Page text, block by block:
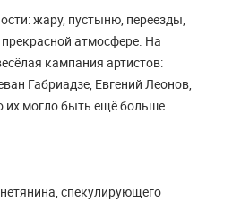
жару, пустыню, переезды,
атмосфере. На
кампания артистов:
Габриадзе, Евгений Леонов,
могло быть ещё больше.
спекулирующего